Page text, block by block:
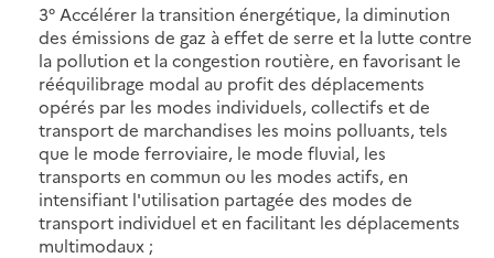
3° Accélérer la transition énergétique, la diminution
des émissions de gaz à effet de serre et la lutte contre
la pollution et la congestion routière, en favorisant le
rééquilibrage modal au profit des déplacements
opérés par les modes individuels, collectifs et de
transport de marchandises les moins polluants, tels
que le mode ferroviaire, le mode fluvial, les
transports en commun ou les modes actifs, en
intensifiant l'utilisation partagée des modes de
transport individuel et en facilitant les déplacements
multimodaux ;